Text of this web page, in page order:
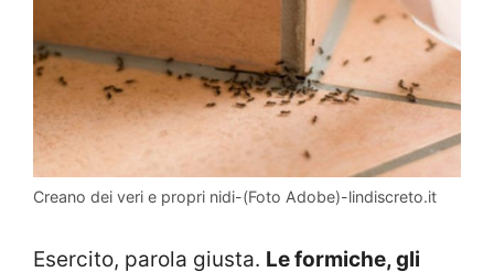
Creano dei veri e propri nidi-(Foto Adobe)-lindiscreto.it
Esercito, parola giusta. Le formiche, gli